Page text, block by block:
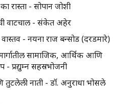
रास्ता - सोपान जोशी
वाटचाल - संकेत अहेर
- नयना राज बन्सोड (दरडमारे)
सामाजिक, आर्थिक आणि
प्रद्युम्न सहस्रभोजनी
तुटलेली नाती - डॉ. अनुराधा भोसले